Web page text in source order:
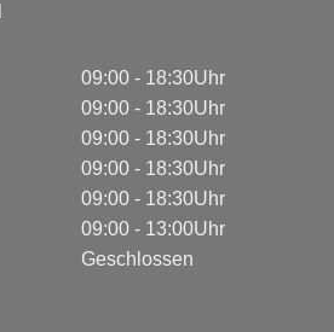
09:00 - 18:30Uhr
09:00 - 18:30Uhr
09:00 - 18:30Uhr
09:00 - 18:30Uhr
09:00 - 18:30Uhr
09:00 - 13:00Uhr
Geschlossen